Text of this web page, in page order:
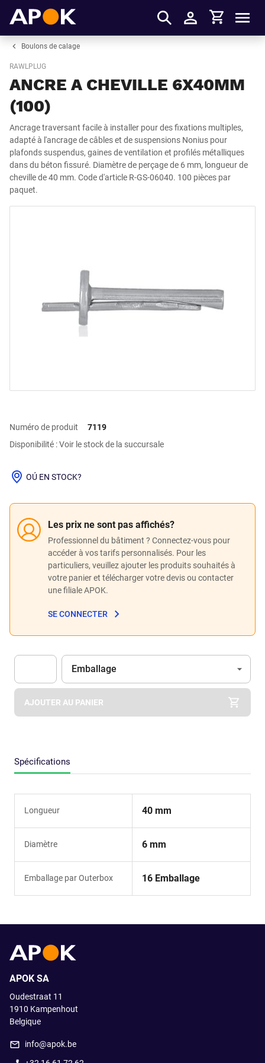
S'identifier
Panier
Boulons de calage
RAWLPLUG
ANCRE A CHEVILLE 6X40MM
(100)
Ancrage traversant facile à installer pour des fixations multiples,
adapté à l'ancrage de câbles et de suspensions Nonius pour
plafonds suspendus, gaines de ventilation et profilés métalliques
dans du béton fissuré. Diamètre de perçage de 6 mm, longueur de
cheville de 40 mm. Code d'article R-GS-06040. 100 pièces par
paquet.
Numéro de produit
7119
Disponibilité : Voir le stock de la succursale
Les prix ne sont pas affichés?
Professionnel du bâtiment ? Connectez-vous pour
accéder à vos tarifs personnalisés. Pour les
particuliers, veuillez ajouter les produits souhaités à
votre panier et télécharger votre devis ou contacter
une filiale APOK.
SE CONNECTER
OÚ EN STOCK?
Apok.Product.Detail.AddToCart.Quantity (Optionnel)
Unité
Emballage
AJOUTER AU PANIER
Spécifications
Longueur 40 mm
Diamètre 6 mm
Emballage par Outerbox 16 Emballage
APOK SA
Oudestraat 11
1910 Kampenhout
Belgique
info@apok.be